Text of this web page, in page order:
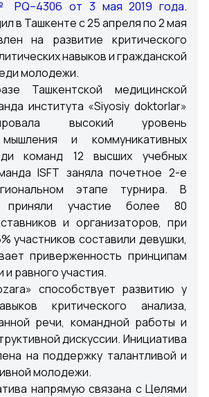
PQ–4306 от 3 мая 2019 года.
в Ташкенте с 25 апреля по 2 мая
на развитие критического
навыков и гражданской
молодежи.
Ташкентской медицинской
института «Siyosiy doktorlar»
высокий уровень
мышления и коммуникативных
команд 12 высших учебных
ISFT заняла почетное 2-е
этапе турнира. В
приняли участие более 80
и организаторов, при
участников составили девушки,
приверженность принципам
равного участия.
способствует развитию у
критического анализа,
речи, командной работы и
дискуссии. Инициатива
на поддержку талантливой и
молодежи.
напрямую связана с Целями